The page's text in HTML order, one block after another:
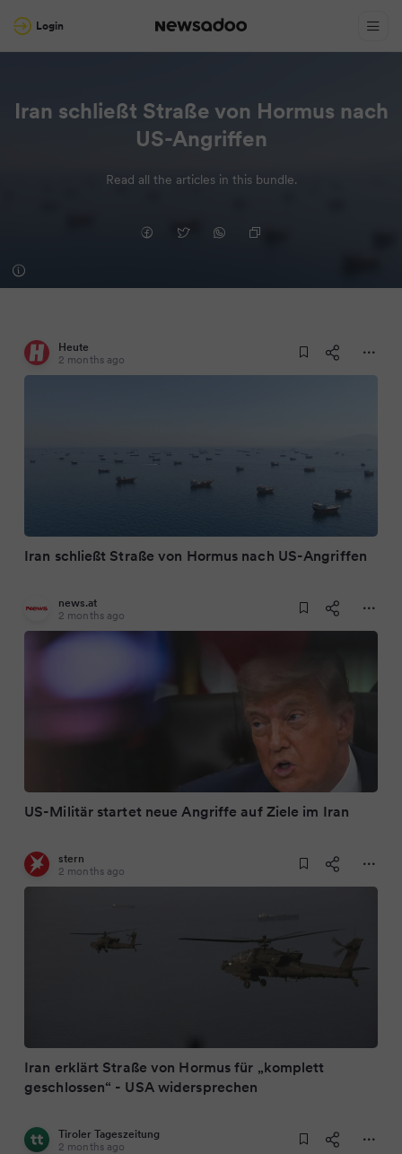
Login
Iran schließt Straße von Hormus nach
US-Angriffen
Read all the articles in this bundle.
Heute
2 months ago
Iran schließt Straße von Hormus nach US-Angriffen
news.at
2 months ago
US-Militär startet neue Angriffe auf Ziele im Iran
stern
2 months ago
Iran erklärt Straße von Hormus für „komplett
geschlossen“ - USA widersprechen
Tiroler Tageszeitung
2 months ago